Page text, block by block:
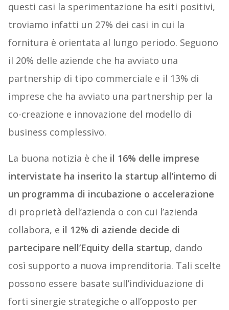
questi casi la sperimentazione ha esiti positivi,
troviamo infatti un 27% dei casi in cui la
fornitura è orientata al lungo periodo. Seguono
il 20% delle aziende che ha avviato una
partnership di tipo commerciale e il 13% di
imprese che ha avviato una partnership per la
co-creazione e innovazione del modello di
business complessivo.
La buona notizia è che il 16% delle imprese
intervistate ha inserito la startup all’interno di
un programma di incubazione o accelerazione
di proprietà dell’azienda o con cui l’azienda
collabora, e il 12% di aziende decide di
partecipare nell’Equity della startup, dando
così supporto a nuova imprenditoria. Tali scelte
possono essere basate sull’individuazione di
forti sinergie strategiche o all’opposto per